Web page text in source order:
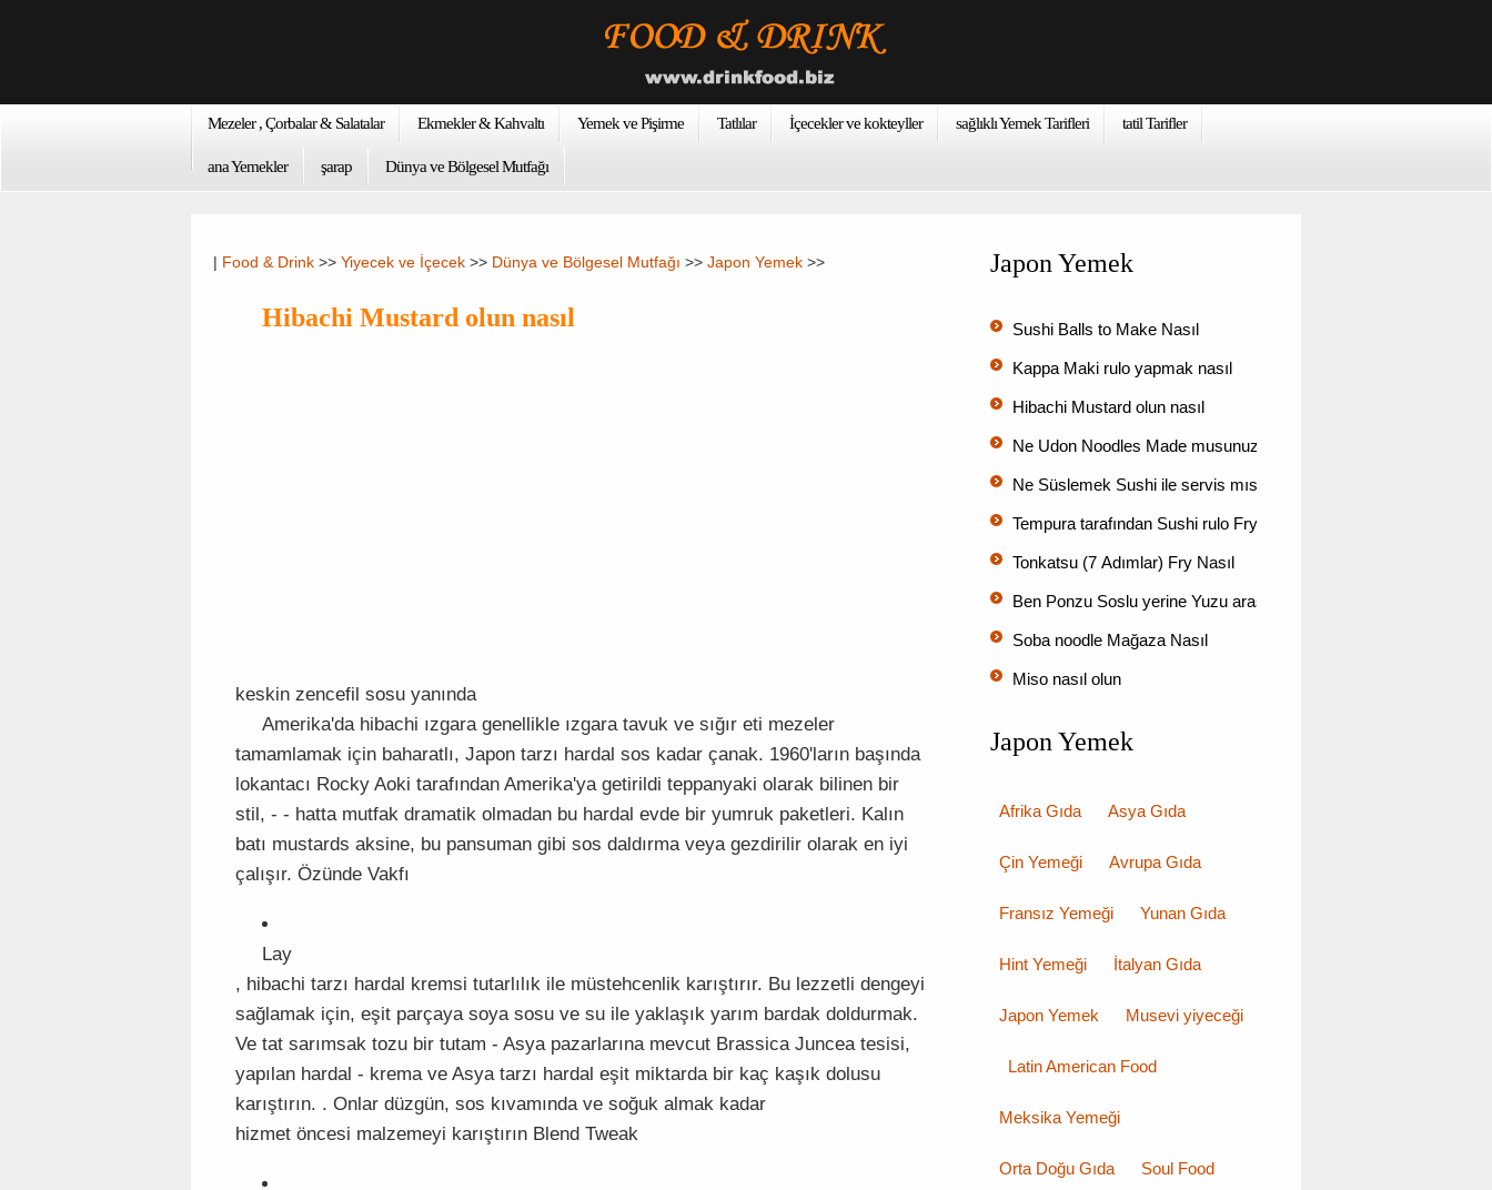
Mezeler , Çorbalar & Salatalar Ekmekler & Kahvaltı Yemek ve Pişirme Tatlılar İçecekler ve kokteyller sağlıklı Yemek Tarifleri tatil Tarifler
ana Yemekler şarap Dünya ve Bölgesel Mutfağı
| Food & Drink >> Yiyecek ve İçecek >> Dünya ve Bölgesel Mutfağı >> Japon Yemek >>
Hibachi Mustard olun nasıl
keskin zencefil sosu yanında
Amerika'da hibachi ızgara genellikle ızgara tavuk ve sığır eti mezeler
tamamlamak için baharatlı, Japon tarzı hardal sos kadar çanak. 1960'ların başında
lokantacı Rocky Aoki tarafından Amerika'ya getirildi teppanyaki olarak bilinen bir
stil, - - hatta mutfak dramatik olmadan bu hardal evde bir yumruk paketleri. Kalın
batı mustards aksine, bu pansuman gibi sos daldırma veya gezdirilir olarak en iyi
çalışır. Özünde Vakfı
Lay
, hibachi tarzı hardal kremsi tutarlılık ile müstehcenlik karıştırır. Bu lezzetli dengeyi
sağlamak için, eşit parçaya soya sosu ve su ile yaklaşık yarım bardak doldurmak.
Ve tat sarımsak tozu bir tutam - Asya pazarlarına mevcut Brassica Juncea tesisi,
yapılan hardal - krema ve Asya tarzı hardal eşit miktarda bir kaç kaşık dolusu
karıştırın. . Onlar düzgün, sos kıvamında ve soğuk almak kadar
hizmet öncesi malzemeyi karıştırın Blend Tweak
Japon Yemek
Sushi Balls to Make Nasıl
Kappa Maki rulo yapmak nasıl
Hibachi Mustard olun nasıl
Ne Udon Noodles Made musunuz?
Ne Süslemek Sushi ile servis mısınız?
Tempura tarafından Sushi rulo Fry Nasıl
Tonkatsu (7 Adımlar) Fry Nasıl
Ben Ponzu Soslu yerine Yuzu arasında Lemon kullanabilir miy…
Soba noodle Mağaza Nasıl
Miso nasıl olun
Japon Yemek
Afrika Gıda Asya Gıda
Çin Yemeği Avrupa Gıda
Fransız Yemeği Yunan Gıda
Hint Yemeği İtalyan Gıda
Japon Yemek Musevi yiyeceği
Latin American Food
Meksika Yemeği
Orta Doğu Gıda Soul Food